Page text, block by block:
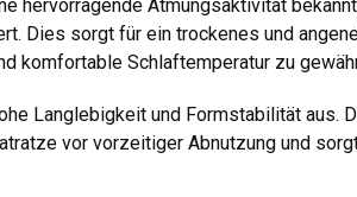
hervorragende Atmungsaktivität
Dies sorgt für ein trockenes und
komfortable Schlaftemperatur zu
Langlebigkeit und Formstabilität aus.
vor vorzeitiger Abnutzung und